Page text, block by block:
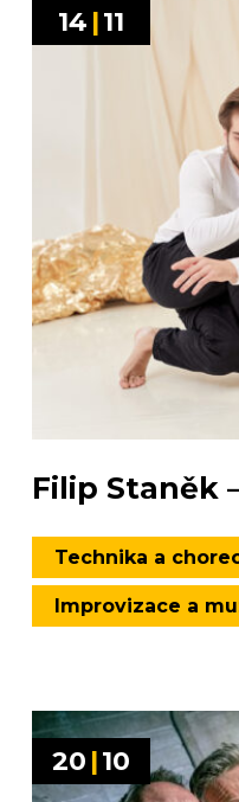
14 |11
Filip Staněk
Technika a
Improvizace a
20 |10